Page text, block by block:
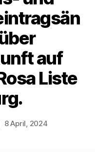
auf
Liste
8 April, 2024